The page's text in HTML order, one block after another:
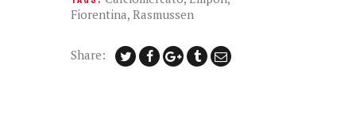
Fiorentina, Rasmussen
Share: